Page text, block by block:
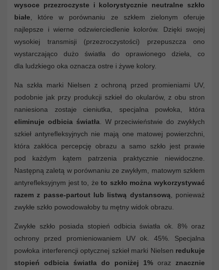
wysoce przezroczyste i kolorystycznie neutralne szkło
białe , które w porównaniu ze szkłem zielonym oferuje
najlepsze i wierne odzwierciedlenie kolorów. Dzięki swojej
wysokiej transmisji (przezroczystości) przepuszcza ono
wystarczająco dużo światła do oprawionego dzieła, co
dla ludzkiego oka oznacza ostre i żywe kolory.
Na szkła marki Nielsen z ochroną przed promieniami UV,
podobnie jak przy produkcji szkieł do okularów, z obu stron
naniesiona zostaje cieniutka, specjalna powłoka, która
eliminuje odbicia światła . W przeciwieństwie do zwykłych
szkieł antyrefleksyjnych nie mają one matowej powierzchni,
która zakłóca percepcję obrazu a samo szkło jest prawie
pod każdym kątem patrzenia praktycznie niewidoczne.
Następną zaletą w porównaniu ze zwykłym, matowym szkłem
antyrefleksyjnym jest to, żeto szkło można wykorzystywać
razem z passe-partout lub listwą dystansową , ponieważ
zwykłe szkło powodowałoby tu mętny widok obrazu.
Zwykłe szkło posiada stopień odbicia światła ok. 8% oraz
ochrony przed promieniowaniem UV ok. 45%. Specjalna
powłoka interferencji optycznej szkieł marki Nielsen redukuje
stopień odbicia światła do poniżej 1% oraz znacznie